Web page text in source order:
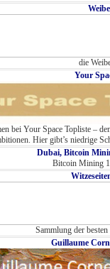
die
Your
bei Your Space Topliste –
Hier gibt’s niedrige
Dubai, Bitcoin
Bitcoin Mining
Sammlung der
Guillaume